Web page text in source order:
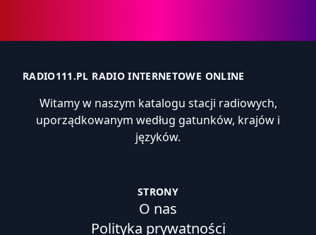
RADIO111.PL RADIO INTERNETOWE ONLINE
Witamy w naszym katalogu stacji radiowych,
uporządkowanym według gatunków, krajów i
języków.
STRONY
O nas
Polityka prywatności